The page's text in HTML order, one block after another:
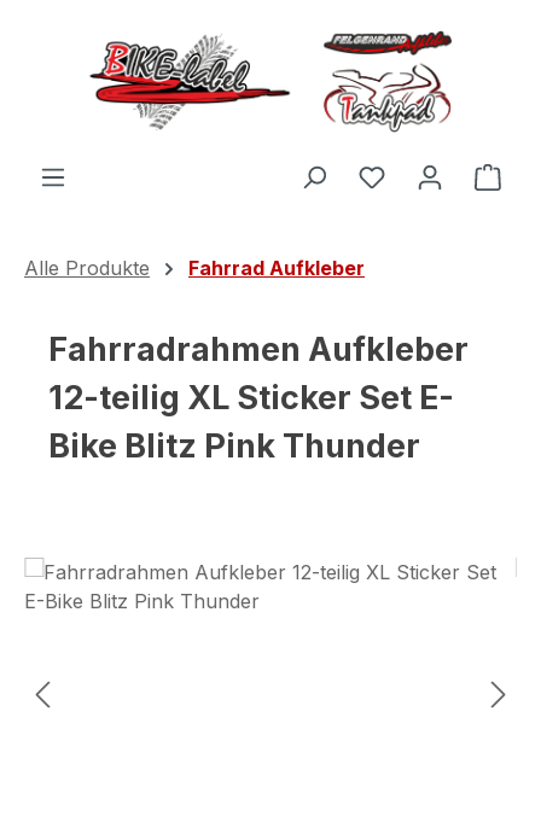
Zum Hauptinhalt springen
Du hast 0
Alle Produkte Fahrrad Aufkleber
Fahrradrahmen Aufkleber
12-teilig XL Sticker Set E-
Bike Blitz Pink Thunder
Bildergalerie überspringen